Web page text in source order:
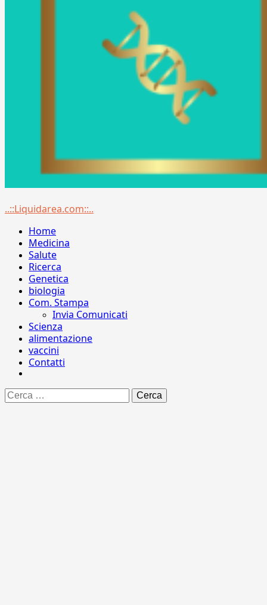
Menu
..::Liquidarea.com::..
Home
Medicina
Salute
Ricerca
Genetica
biologia
Com. Stampa
Invia Comunicati
Scienza
alimentazione
vaccini
Contatti
Ricerca
per: